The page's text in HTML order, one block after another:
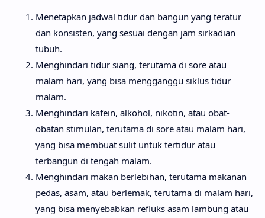
Menetapkan jadwal tidur dan bangun yang teratur
dan konsisten, yang sesuai dengan jam sirkadian
tubuh.
Menghindari tidur siang, terutama di sore atau
malam hari, yang bisa mengganggu siklus tidur
malam.
Menghindari kafein, alkohol, nikotin, atau obat-
obatan stimulan, terutama di sore atau malam hari,
yang bisa membuat sulit untuk tertidur atau
terbangun di tengah malam.
Menghindari makan berlebihan, terutama makanan
pedas, asam, atau berlemak, terutama di malam hari,
yang bisa menyebabkan refluks asam lambung atau